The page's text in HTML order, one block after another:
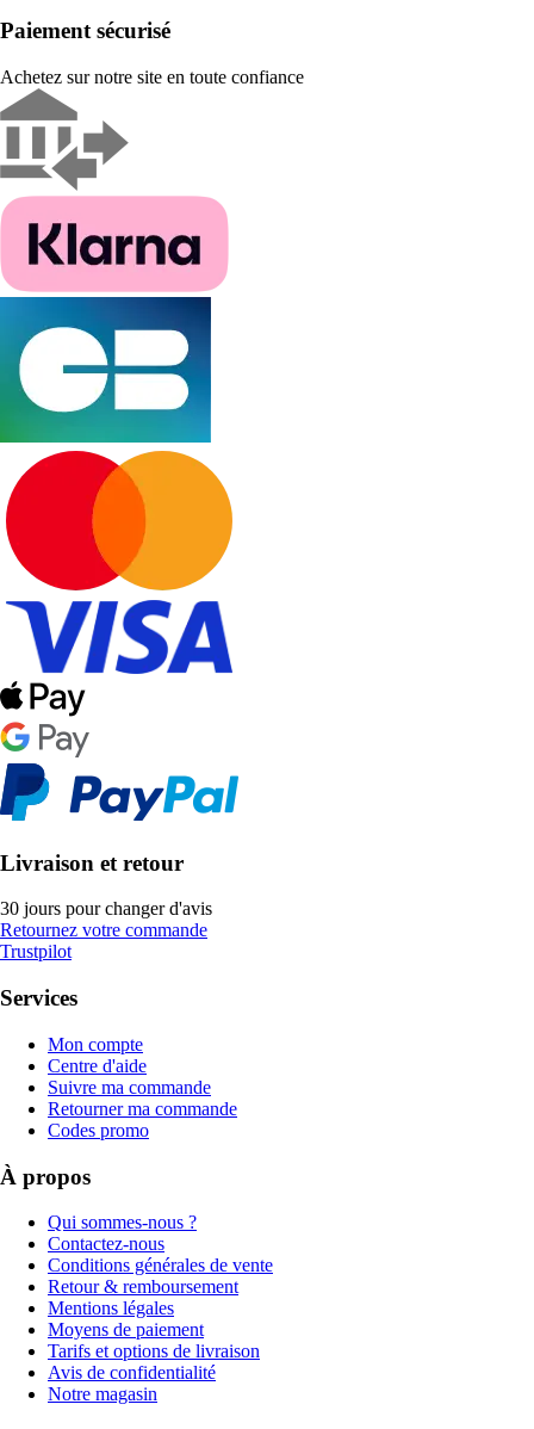
Paiement sécurisé
Achetez sur notre site en toute confiance
Livraison et retour
30 jours pour changer d'avis
Retournez votre commande
Trustpilot
Services
Mon compte
Centre d'aide
Suivre ma commande
Retourner ma commande
Codes promo
À propos
Qui sommes-nous ?
Contactez-nous
Conditions générales de vente
Retour & remboursement
Mentions légales
Moyens de paiement
Tarifs et options de livraison
Avis de confidentialité
Notre magasin